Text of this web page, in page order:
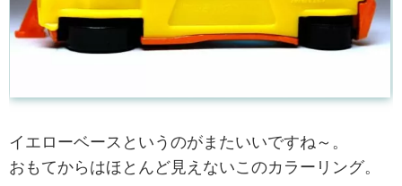
イエローベースというのがまたいいですね～。
おもてからはほとんど見えないこのカラーリング。